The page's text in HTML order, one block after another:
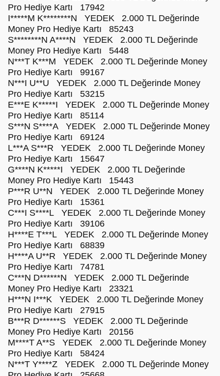
Pro Hediye Kartı 17942
I*****M K********N YEDEK 2.000 TL Değerinde
Money Pro Hediye Kartı 85243
S********N A****N YEDEK 2.000 TL Değerinde
Money Pro Hediye Kartı 5448
N***T K***M YEDEK 2.000 TL Değerinde Money
Pro Hediye Kartı 99167
N***I U**U YEDEK 2.000 TL Değerinde Money
Pro Hediye Kartı 53215
E***E K*****I YEDEK 2.000 TL Değerinde Money
Pro Hediye Kartı 85114
S***N S****A YEDEK 2.000 TL Değerinde Money
Pro Hediye Kartı 69124
L***A S***R YEDEK 2.000 TL Değerinde Money
Pro Hediye Kartı 15647
G****N K*****I YEDEK 2.000 TL Değerinde
Money Pro Hediye Kartı 15443
P***R U**N YEDEK 2.000 TL Değerinde Money
Pro Hediye Kartı 15361
C***I S****L YEDEK 2.000 TL Değerinde Money
Pro Hediye Kartı 39106
H****E T***L YEDEK 2.000 TL Değerinde Money
Pro Hediye Kartı 68839
H****A U**R YEDEK 2.000 TL Değerinde Money
Pro Hediye Kartı 74781
C***N D******N YEDEK 2.000 TL Değerinde
Money Pro Hediye Kartı 23321
H***N I***K YEDEK 2.000 TL Değerinde Money
Pro Hediye Kartı 27915
B***R D******S YEDEK 2.000 TL Değerinde
Money Pro Hediye Kartı 20156
M****T A**S YEDEK 2.000 TL Değerinde Money
Pro Hediye Kartı 58424
N***T Y****Z YEDEK 2.000 TL Değerinde Money